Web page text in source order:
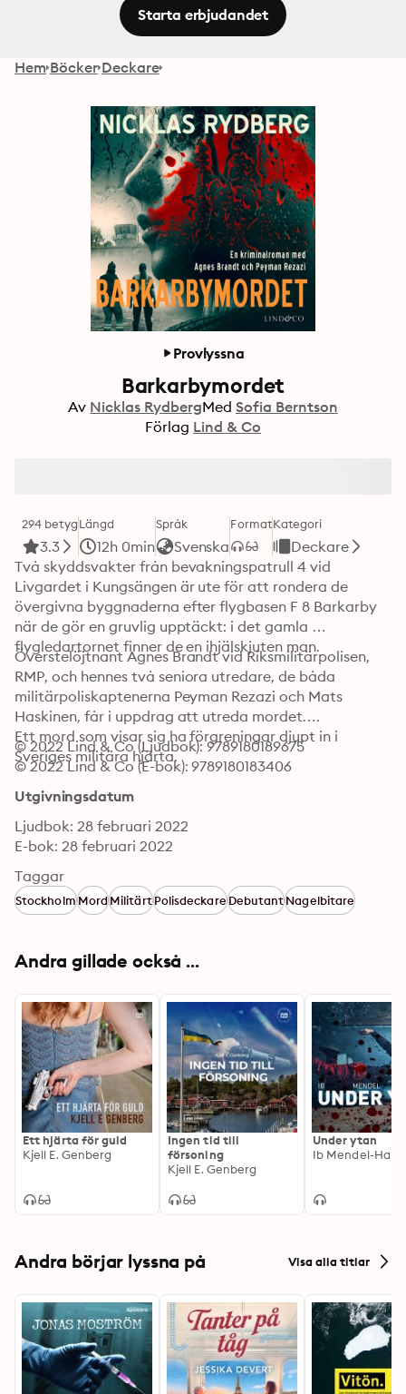
Starta erbjudandet
Hem Böcker Deckare
Provlyssna
Barkarbymordet
Av Nicklas RydbergMed Sofia Berntson
Förlag Lind & Co
294 betyg
3.3
Längd
12h 0min
Språk
Svenska
FormatKategori
Deckare
Två skyddsvakter från bevakningspatrull 4 vid
Livgardet i Kungsängen är ute för att rondera de
övergivna byggnaderna efter flygbasen F 8 Barkarby
när de gör en gruvlig upptäckt: i det gamla
flygledartornet finner de en ihjälskjuten man.
Överstelöjtnant Agnes Brandt vid Riksmilitärpolisen,
RMP, och hennes två seniora utredare, de båda
militärpoliskaptenerna Peyman Rezazi och Mats
Haskinen, får i uppdrag att utreda mordet.
Ett mord som visar sig ha förgreningar djupt in i
Sveriges militära hjärta.
© 2022 Lind & Co (Ljudbok): 9789180189675
© 2022 Lind & Co (E-bok): 9789180183406
Utgivningsdatum
Ljudbok: 28 februari 2022
E-bok: 28 februari 2022
Taggar
StockholmMordMilitärtPolisdeckareDebutantNagelbitare
Andra gillade också ...
Ett hjärta för guld
Kjell E. Genberg
Ingen tid till
försoning
Kjell E. Genberg
Under ytan
Ib Mendel-
Andra börjar lyssna på Visa alla titlar